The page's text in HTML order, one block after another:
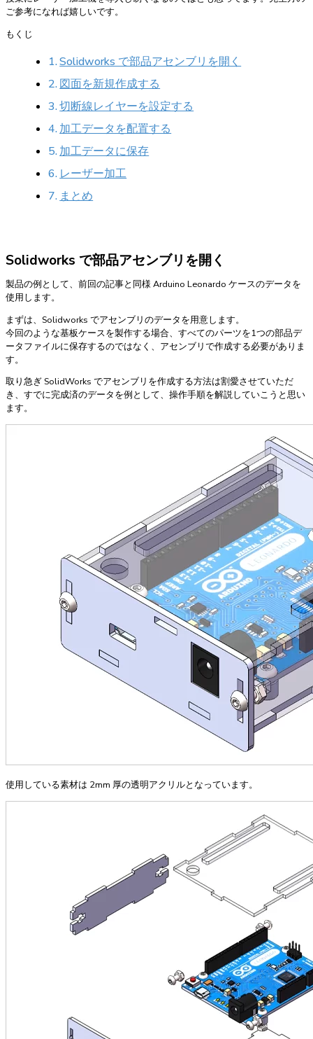
ご参考になれば嬉しいです。
もくじ
Solidworks で部品アセンブリを開く
図面を新規作成する
切断線レイヤーを設定する
加工データを配置する
加工データに保存
レーザー加工
まとめ
Solidworks で部品アセンブリを開く
製品の例として、前回の記事と同様 Arduino Leonardo ケースのデータを
使用します。
まずは、Solidworks でアセンブリのデータを用意します。
今回のような基板ケースを製作する場合、すべてのパーツを1つの部品デ
ータファイルに保存するのではなく、アセンブリで作成する必要がありま
す。
取り急ぎ SolidWorks でアセンブリを作成する方法は割愛させていただ
き、すでに完成済のデータを例として、操作手順を解説していこうと思い
ます。
使用している素材は 2mm 厚の透明アクリルとなっています。